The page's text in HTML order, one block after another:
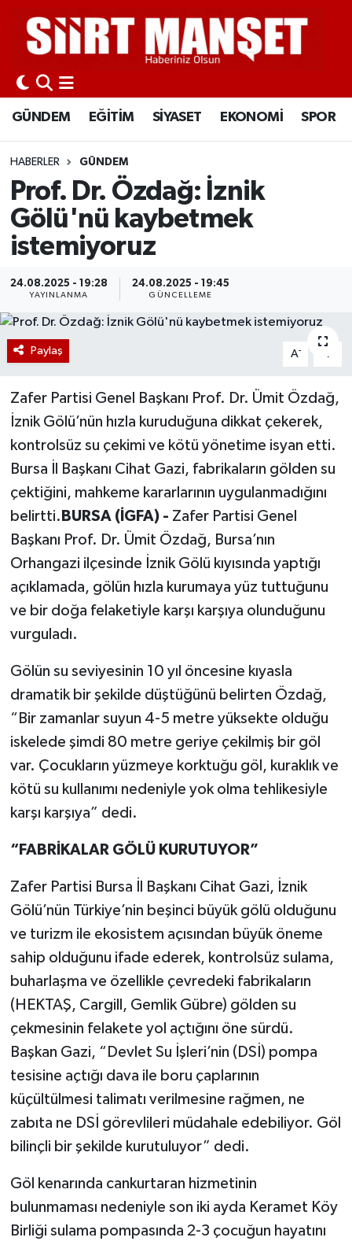
GÜNDEM EĞİTİM SİYASET EKONOMİ SPOR
HABERLER GÜNDEM
Prof. Dr. Özdağ: İznik
Gölü'nü kaybetmek
istemiyoruz
24.08.2025 - 19:28
YAYINLANMA
24.08.2025 - 19:45
GÜNCELLEME
Paylaş A- A
Zafer Partisi Genel Başkanı Prof. Dr. Ümit Özdağ,
İznik Gölü’nün hızla kuruduğuna dikkat çekerek,
kontrolsüz su çekimi ve kötü yönetime isyan etti.
Bursa İl Başkanı Cihat Gazi, fabrikaların gölden su
çektiğini, mahkeme kararlarının uygulanmadığını
belirtti. BURSA (İGFA) - Zafer Partisi Genel
Başkanı Prof. Dr. Ümit Özdağ, Bursa’nın
Orhangazi ilçesinde İznik Gölü kıyısında yaptığı
açıklamada, gölün hızla kurumaya yüz tuttuğunu
ve bir doğa felaketiyle karşı karşıya olunduğunu
vurguladı.
Gölün su seviyesinin 10 yıl öncesine kıyasla
dramatik bir şekilde düştüğünü belirten Özdağ,
“Bir zamanlar suyun 4-5 metre yüksekte olduğu
iskelede şimdi 80 metre geriye çekilmiş bir göl
var. Çocukların yüzmeye korktuğu göl, kuraklık ve
kötü su kullanımı nedeniyle yok olma tehlikesiyle
karşı karşıya” dedi.
“FABRİKALAR GÖLÜ KURUTUYOR”
Zafer Partisi Bursa İl Başkanı Cihat Gazi, İznik
Gölü’nün Türkiye’nin beşinci büyük gölü olduğunu
ve turizm ile ekosistem açısından büyük öneme
sahip olduğunu ifade ederek, kontrolsüz sulama,
buharlaşma ve özellikle çevredeki fabrikaların
(HEKTAŞ, Cargill, Gemlik Gübre) gölden su
çekmesinin felakete yol açtığını öne sürdü.
Başkan Gazi, “Devlet Su İşleri’nin (DSİ) pompa
tesisine açtığı dava ile boru çaplarının
küçültülmesi talimatı verilmesine rağmen, ne
zabıta ne DSİ görevlileri müdahale edebiliyor. Göl
bilinçli bir şekilde kurutuluyor” dedi.
Göl kenarında cankurtaran hizmetinin
bulunmaması nedeniyle son iki ayda Keramet Köy
Birliği sulama pompasında 2-3 çocuğun hayatını
GÜNDEM
EĞİTİM
SİYASET
EKONOMİ
SPOR
İLÇELER
KÜLTÜR-SANAT
SAĞLIK-YAŞAM
Siirt Nöbetçi Eczaneler
Siirt Hava Durumu
Siirt Namaz Vakitleri
Siirt Trafik Yoğunluk Haritası
Süper Lig Puan Durumu ve Fikstür
Tüm Manşetler
Son Dakika Haberleri
Haber Arşivi